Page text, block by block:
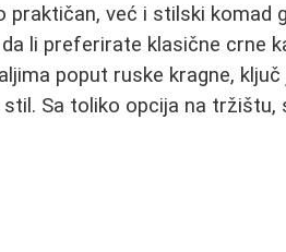
praktičan, već i stilski
li preferirate klasične crne
poput ruske kragne,
Sa toliko opcija na